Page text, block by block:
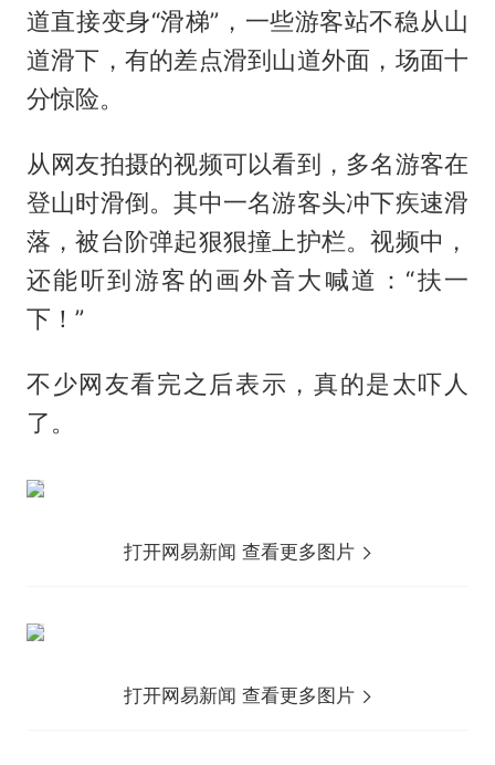
道直接变身“滑梯”，一些游客站不稳从山
道滑下，有的差点滑到山道外面，场面十
分惊险。
从网友拍摄的视频可以看到，多名游客在
登山时滑倒。其中一名游客头冲下疾速滑
落，被台阶弹起狠狠撞上护栏。视频中，
还能听到游客的画外音大喊道：“扶一
下！”
不少网友看完之后表示，真的是太吓人
了。
打开网易新闻 查看更多图片
打开网易新闻 查看更多图片